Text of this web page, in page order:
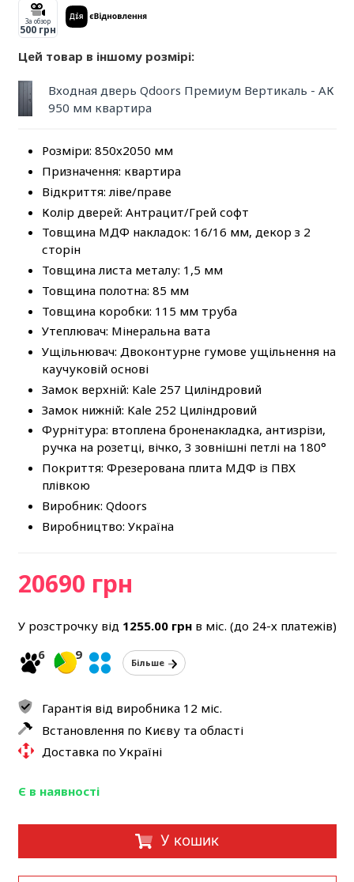
За обзор
500 грн
Цей товар в іншому розмірі:
Входная дверь Qdoors Премиум Вертикаль - АК
950 мм квартира
Розміри: 850х2050 мм
Призначення: квартира
Відкриття: ліве/праве
Колір дверей: Антрацит/Грей софт
Товщина МДФ накладок: 16/16 мм, декор з 2
сторін
Товщина листа металу: 1,5 мм
Товщина полотна: 85 мм
Товщина коробки: 115 мм труба
Утеплювач: Мінеральна вата
Ущільнювач: Двоконтурне гумове ущільнення на
каучуковій основі
Замок верхній: Kale 257 Циліндровий
Замок нижній: Kale 252 Циліндровий
Фурнітура: втоплена броненакладка, антизрізи,
ручка на розетці, вічко, 3 зовнішні петлі на 180°
Покриття: Фрезерована плита МДФ із ПВХ
плівкою
Виробник: Qdoors
Виробництво: Україна
20690 грн
У розстрочку від 1255.00грнв міс. (до 24-х платежів)
6
9
Більше
Гарантія від виробника 12 міс.
Встановлення по Києву та області
Доставка по Україні
Є в наявності
У кошик